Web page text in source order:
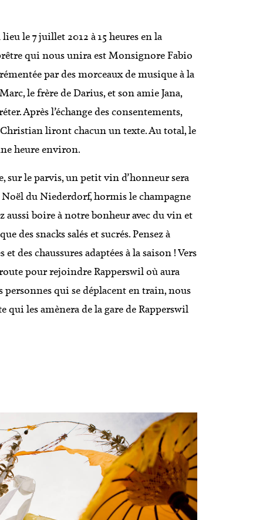
le 7 juillet 2012 à 15 heures en la
qui nous unira est Monsignore Fabio
par des morceaux de musique à la
le frère de Darius, et son amie Jana,
Après l’échange des consentements,
liront chacun un texte. Au total, le
heure environ.
sur le parvis, un petit vin d’honneur sera
Noël du Niederdorf, hormis le champagne
boire à notre bonheur avec du vin et
des snacks salés et sucrés. Pensez à
des chaussures adaptées à la saison ! Vers
pour rejoindre Rapperswil où aura
personnes qui se déplacent en train, nous
qui les amènera de la gare de Rapperswil